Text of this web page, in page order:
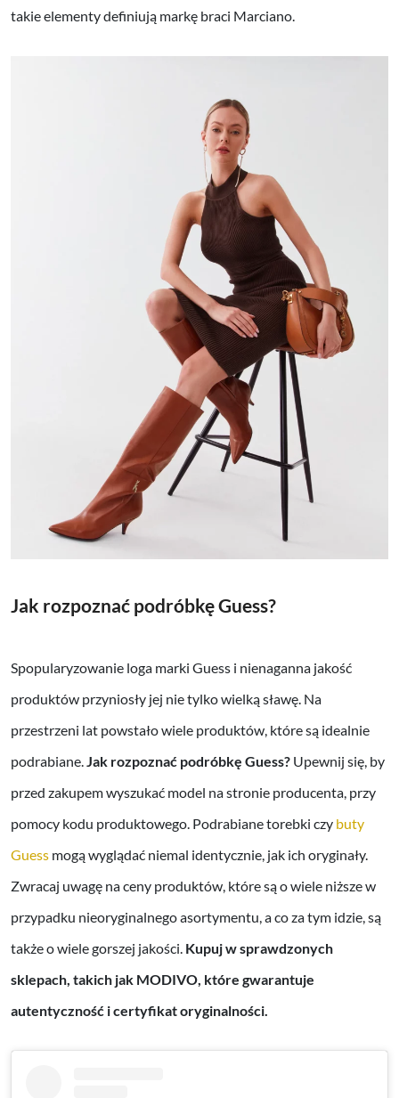
takie elementy definiują markę braci Marciano.
Jak rozpoznać podróbkę Guess?
Spopularyzowanie loga marki Guess i nienaganna jakość
produktów przyniosły jej nie tylko wielką sławę. Na
przestrzeni lat powstało wiele produktów, które są idealnie
podrabiane.Jak rozpoznać podróbkę Guess? Upewnij się, by
przed zakupem wyszukać model na stronie producenta, przy
pomocy kodu produktowego. Podrabiane torebki czy buty
Guess mogą wyglądać niemal identycznie, jak ich oryginały.
Zwracaj uwagę na ceny produktów, które są o wiele niższe w
przypadku nieoryginalnego asortymentu, a co za tym idzie, są
także o wiele gorszej jakości. Kupuj w sprawdzonych
sklepach, takich jak MODIVO, które gwarantuje
autentyczność i certyfikat oryginalności.